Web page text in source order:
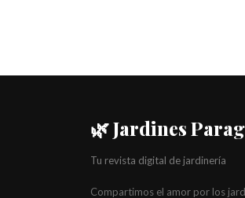
🌿 Jardines
Tu revista digital de jardinería
Compartimos el amor por los